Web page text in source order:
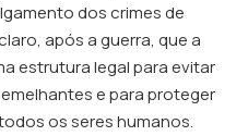
dos crimes de
após a guerra, que a
estrutura legal para evitar
e para proteger
os seres humanos.